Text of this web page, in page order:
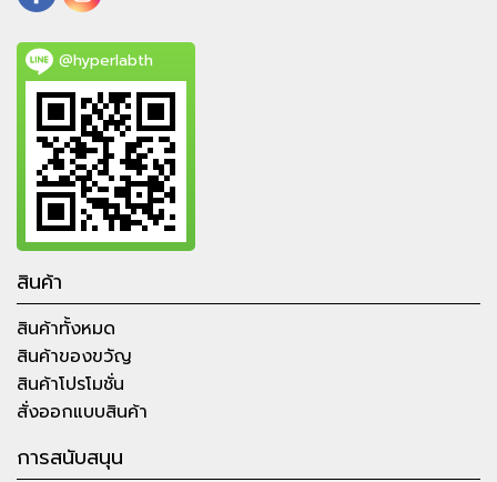
@hyperlabth
สินค้า
สินค้าทั้งหมด
สินค้าของขวัญ
สินค้าโปรโมชั่น
สั่งออกแบบสินค้า
การสนับสนุน